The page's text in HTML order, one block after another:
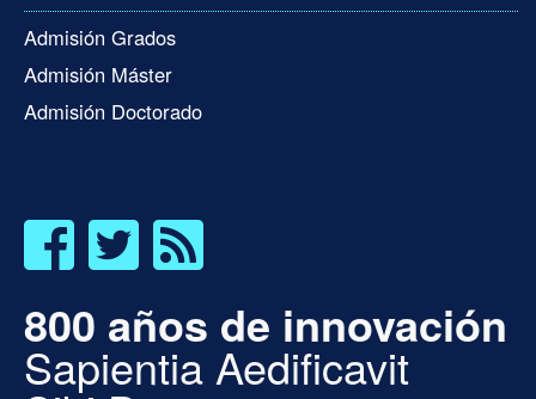
Admisión Grados
Admisión Máster
Admisión Doctorado
800 años de innovación
Sapientia Aedificavit